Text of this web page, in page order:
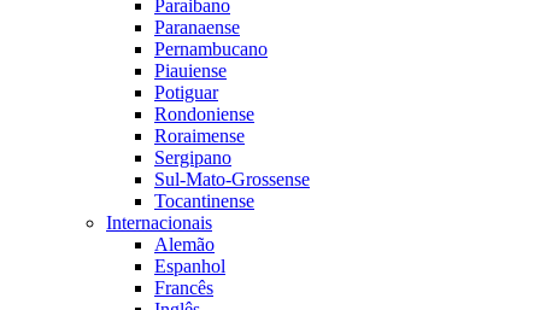
Paraibano
Paranaense
Pernambucano
Piauiense
Potiguar
Rondoniense
Roraimense
Sergipano
Sul-Mato-Grossense
Tocantinense
Internacionais
Alemão
Espanhol
Francês